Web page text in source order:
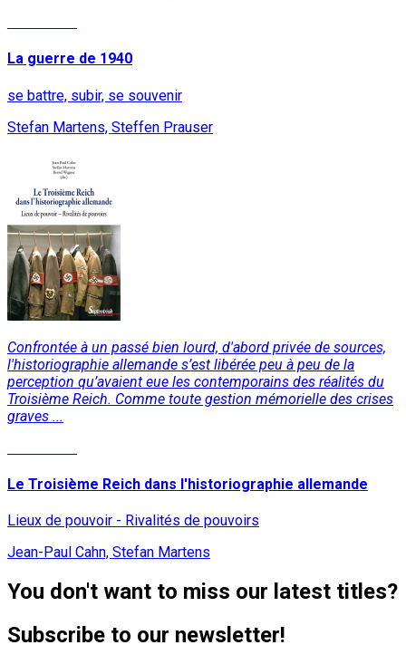
La guerre de 1940
se battre, subir, se souvenir
Stefan Martens, Steffen Prauser
Confrontée à un passé bien lourd, d'abord privée de sources,
l'historiographie allemande s’est libérée peu à peu de la
perception qu’avaient eue les contemporains des réalités du
Troisième Reich. Comme toute gestion mémorielle des crises
graves ...
Le Troisième Reich dans l'historiographie allemande
Lieux de pouvoir - Rivalités de pouvoirs
Jean-Paul Cahn, Stefan Martens
You don't want to miss our latest titles?
Subscribe to our newsletter!